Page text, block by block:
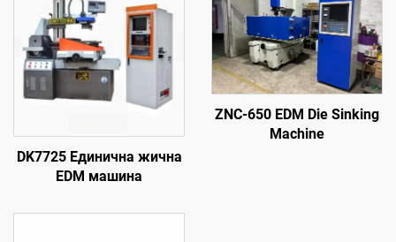
DK7725 Единична жична
EDM машина
ZNC-650 EDM Die Sinking
Machine